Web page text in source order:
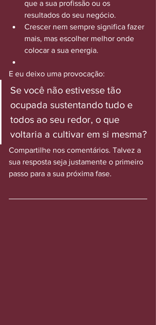
que a sua profissão ou os
resultados do seu negócio.
Crescer nem sempre significa fazer
mais, mas escolher melhor onde
colocar a sua energia.
E eu deixo uma provocação:
Se você não estivesse tão
ocupada sustentando tudo e
todos ao seu redor, o que
voltaria a cultivar em si mesma?
Compartilhe nos comentários. Talvez a
sua resposta seja justamente o primeiro
passo para a sua próxima fase.